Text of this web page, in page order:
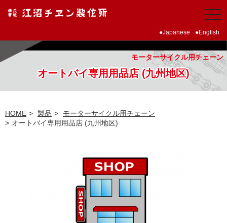
Japanese English
モーターサイクル用チェーン
オートバイ専用用品店 (九州地区)
HOME 製品
モーターサイクル用チェーン
オートバイ専用用品店 (九州地区)